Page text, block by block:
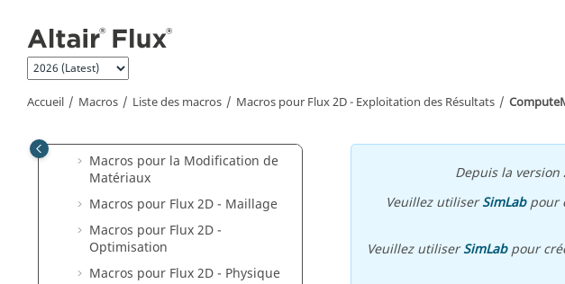
Accueil Macros Liste des macros Macros pour Flux 2D - Exploitation des Résultats
Exemples Flux
Exemples de Flux dans SimLab
Mementos
Macros
Macros pour la Modification de
Matériaux
Macros pour Flux 2D - Maillage
Macros pour Flux 2D -
Optimisation
Macros pour Flux 2D - Physique
Depuis la version
Veuillez utiliserSimLabpour
Veuillez utiliserSimLabpour